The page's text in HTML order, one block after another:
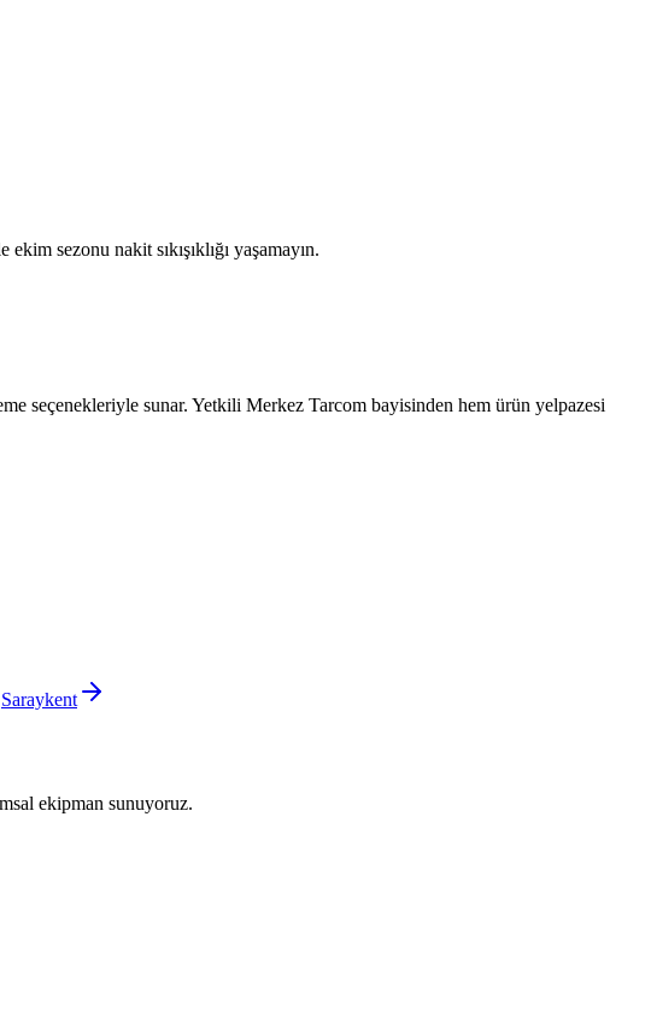
sezonu nakit sıkışıklığı yaşamayın.
seçenekleriyle sunar. Yetkili Merkez Tarcom bayisinden hem ürün yelpazesi
Saraykent
ekipman sunuyoruz.